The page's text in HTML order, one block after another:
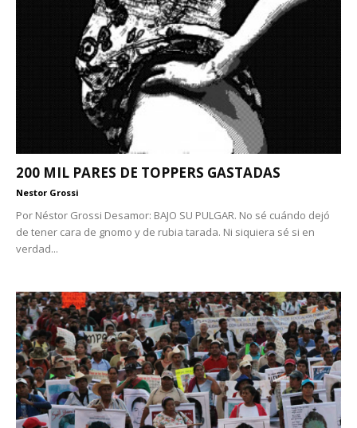
200 MIL PARES DE TOPPERS GASTADAS
Nestor Grossi
Por Néstor Grossi Desamor: BAJO SU PULGAR. No sé cuándo dejó
de tener cara de gnomo y de rubia tarada. Ni siquiera sé si en
verdad...